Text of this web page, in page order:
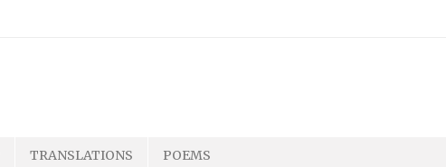
TRANSLATIONS POEMS